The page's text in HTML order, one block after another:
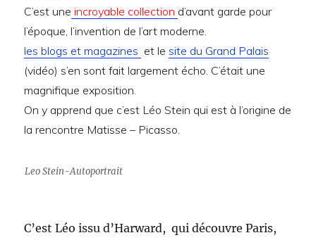
C’est une incroyable collection d’avant garde pour
l’époque, l’invention de l’art moderne.
les blogs et magazines et lesite du Grand Palais
(vidéo) s’en sont fait largement écho. C’était une
magnifique exposition.
On y apprend que c’est Léo Stein qui est à l’origine de
la rencontre Matisse – Picasso.
Leo Stein-Autoportrait
C’est Léo issu d’Harward, qui découvre Paris,